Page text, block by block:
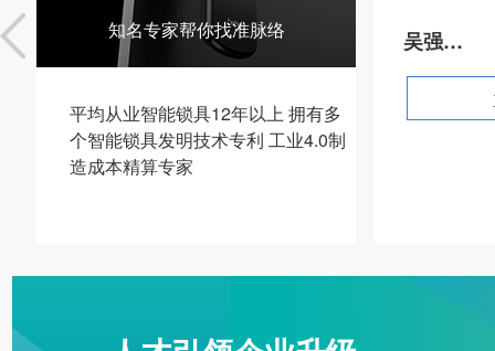
部经理，9年制造技术团队管理经验
知名专家帮你找准脉络
平均从业智能锁具12年以上 拥有多
个智能锁具发明技术专利 工业4.0制
造成本精算专家
吴强